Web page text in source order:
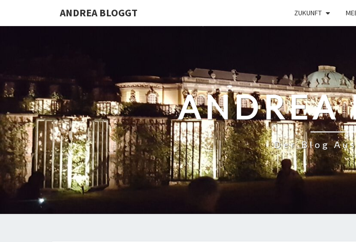
ANDREA BLOGGT ZUKUNFT
ANDREA
Der Blog